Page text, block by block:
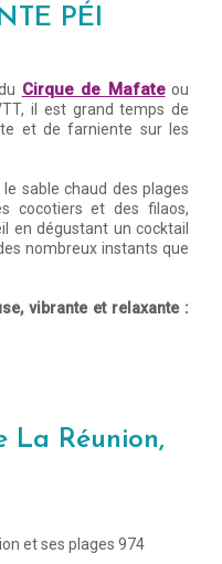
PÉI
Cirque de Mafateou
il est grand temps de
et de farniente sur les
sable chaud des plages
cocotiers et des filaos,
en dégustant un cocktail
nombreux instants que
vibrante et relaxante :
La Réunion,